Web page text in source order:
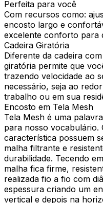
Perfeita para você
Com recursos como:
encosto largo e
excelente conforto para
Cadeira Giratória
Diferente da cadeira
giratória permite que
trazendo velocidade ao
necessário, seja ao
trabalho ou em sua
Encosto em Tela Mesh
Tela Mesh é uma
para nosso vocabulário.
característica possuem
malha filtrante e
durabilidade. Tecendo
malha fica firme,
realizada fio a fio com
espessura criando um
vertical e depois na